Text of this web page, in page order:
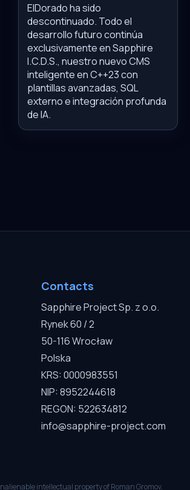
ElDorado ha sido
descontinuado. Todo el
desarrollo futuro continúa
exclusivamente en Sapphire
I.C.D.S., nuestro nuevo CMS
inteligente en C++23 con
plantillas avanzadas, SQL
externo e integración profunda
de IA.
Contacts
Sapphire Project Sp. z o.o.
Rynek 60 / 2
50-116 Wrocław
Polska
KRS: 0000983551
NIP: 8952244618
REGON: 522634812
info@sapphire-project.com
intellectual property of Roman Gromov.